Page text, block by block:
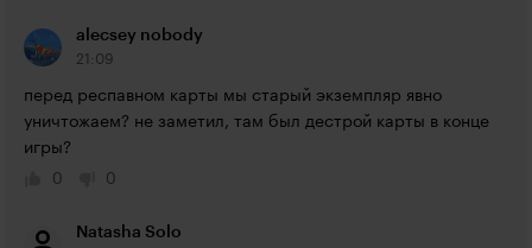
alecsey nobody
21:09
перед респавном карты мы старый экземпляр явно
уничтожаем? не заметил, там был дестрой карты в конце
игры?
0
0
Natasha Solo